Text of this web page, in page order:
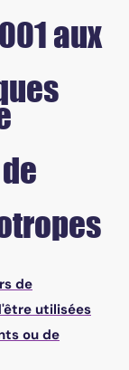
aux
de
utilisées
ou de